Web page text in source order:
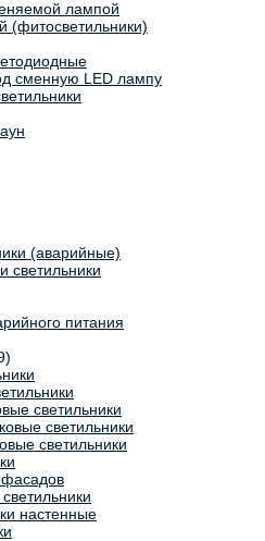
лампой
(фитосветильники)
сменную LED лампу
(аварийные)
светильники
питания
светильники
светильники
светильники
фасадов
настенные